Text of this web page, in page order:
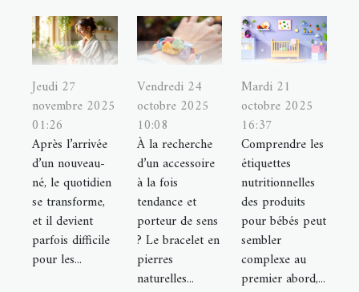
Jeudi 27
novembre 2025
01:26
Après l’arrivée
d’un nouveau-
né, le quotidien
se transforme,
et il devient
parfois difficile
pour les...
Vendredi 24
octobre 2025
10:08
À la recherche
d’un accessoire
à la fois
tendance et
porteur de sens
? Le bracelet en
pierres
naturelles...
Mardi 21
octobre 2025
16:37
Comprendre les
étiquettes
nutritionnelles
des produits
pour bébés peut
sembler
complexe au
premier abord,...